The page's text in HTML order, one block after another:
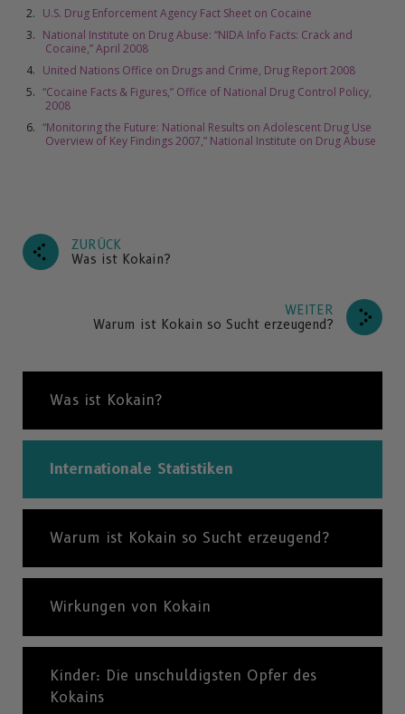
U.S. Drug Enforcement Agency Fact Sheet on Cocaine
National Institute on Drug Abuse: “NIDA Info Facts: Crack and
Cocaine,” April 2008
United Nations Office on Drugs and Crime, Drug Report 2008
“Cocaine Facts & Figures,” Office of National Drug Control Policy,
2008
“Monitoring the Future: National Results on Adolescent Drug Use
Overview of Key Findings 2007,” National Institute on Drug Abuse
ZURÜCK
Was ist Kokain?
WEITER
Warum ist Kokain so Sucht erzeugend?
Was ist Kokain?
Internationale Statistiken
Warum ist Kokain so Sucht erzeugend?
Wirkungen von Kokain
Kinder: Die unschuldigsten Opfer des
Kokains